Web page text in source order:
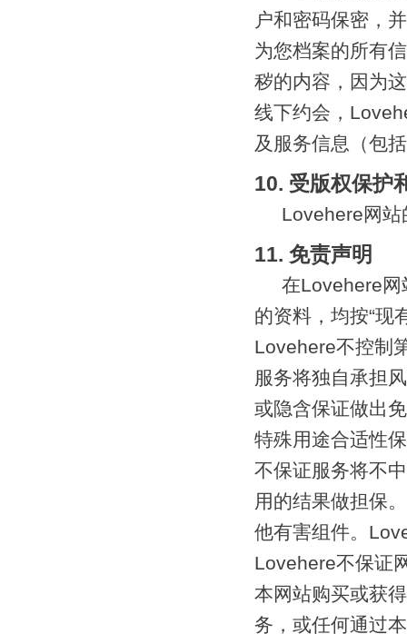
户和密码保密，
为您档案的所有
秽的内容，因为
线下约会，
及服务信息（包
10. 受版权保护
Lovehere网
11. 免责声明
在Lovehere网
的资料，均按“现
Lovehere不控制
服务将独自承担
或隐含保证做出
特殊用途合适性
不保证服务将不
用的结果做担保
他有害组件。
Lovehere不保证
本网站购买或获
务，或任何通过